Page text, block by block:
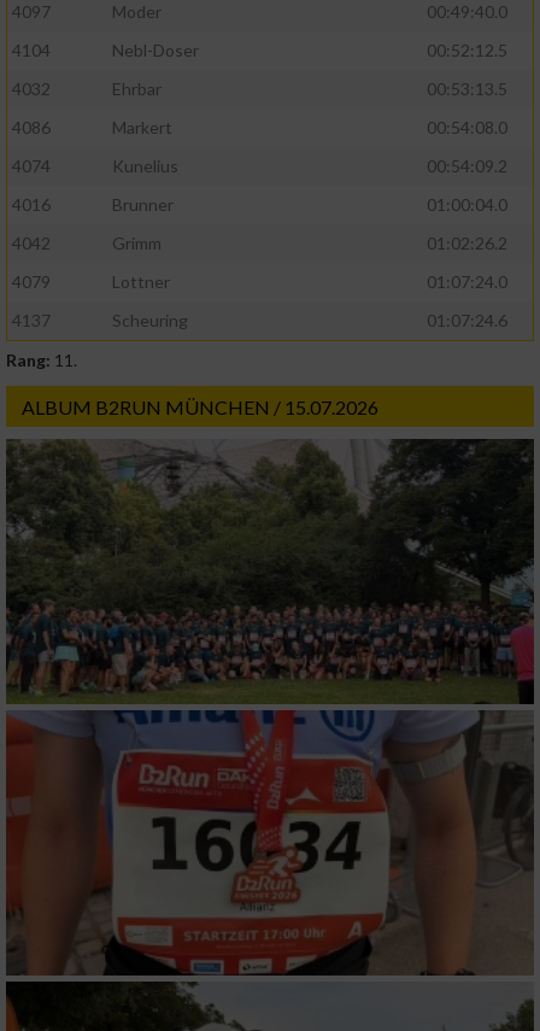
4097 Moder
00:49:40.0
4104
Nebl-Doser
00:52:12.5
4032
Ehrbar
00:53:13.5
4086
Markert
00:54:08.0
4074
Kunelius
00:54:09.2
4016
Brunner
01:00:04.0
4042
Grimm
01:02:26.2
4079
Lottner
01:07:24.0
4137
Scheuring
01:07:24.6
Rang: 11.
ALBUM B2RUN MÜNCHEN / 15.07.2026